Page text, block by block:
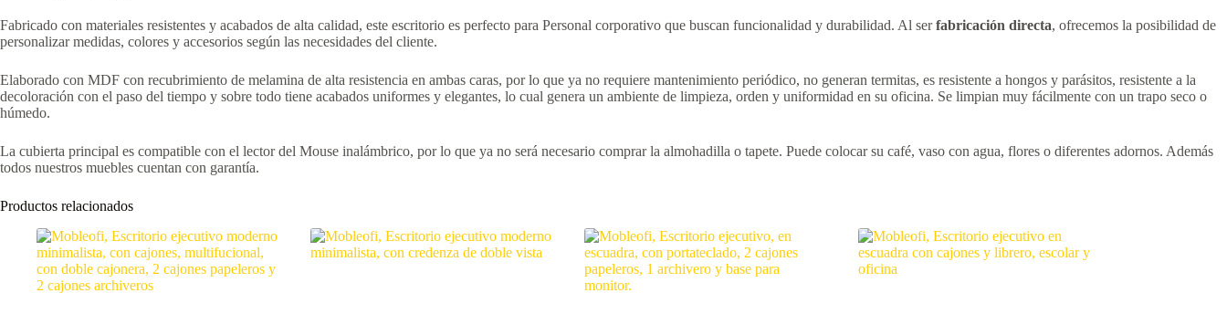
Fabricado con materiales resistentes y acabados de alta calidad, este escritorio es perfecto para Personal corporativo que buscan funcionalidad y durabilidad. Al serfabricación directa, ofrecemos la posibilidad de
personalizar medidas, colores y accesorios según las necesidades del cliente.
Elaborado con MDF con recubrimiento de melamina de alta resistencia en ambas caras, por lo que ya no requiere mantenimiento periódico, no generan termitas, es resistente a hongos y parásitos, resistente a la
decoloración con el paso del tiempo y sobre todo tiene acabados uniformes y elegantes, lo cual genera un ambiente de limpieza, orden y uniformidad en su oficina. Se limpian muy fácilmente con un trapo seco o
húmedo.
La cubierta principal es compatible con el lector del Mouse inalámbrico, por lo que ya no será necesario comprar la almohadilla o tapete. Puede colocar su café, vaso con agua, flores o diferentes adornos. Además
todos nuestros muebles cuentan con garantía.
Productos relacionados